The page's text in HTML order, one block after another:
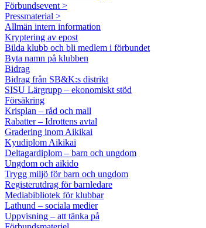
Förbundsevent >
Pressmaterial >
Allmän intern information
Kryptering av epost
Bilda klubb och bli medlem i förbundet
Byta namn på klubben
Bidrag
Bidrag från SB&K:s distrikt
SISU Lärgrupp – ekonomiskt stöd
Försäkring
Krisplan – råd och mall
Rabatter – Idrottens avtal
Gradering inom Aikikai
Kyudiplom Aikikai
Deltagardiplom – barn och ungdom
Ungdom och aikido
Trygg miljö för barn och ungdom
Registerutdrag för barnledare
Mediabibliotek för klubbar
Lathund – sociala medier
Uppvisning – att tänka på